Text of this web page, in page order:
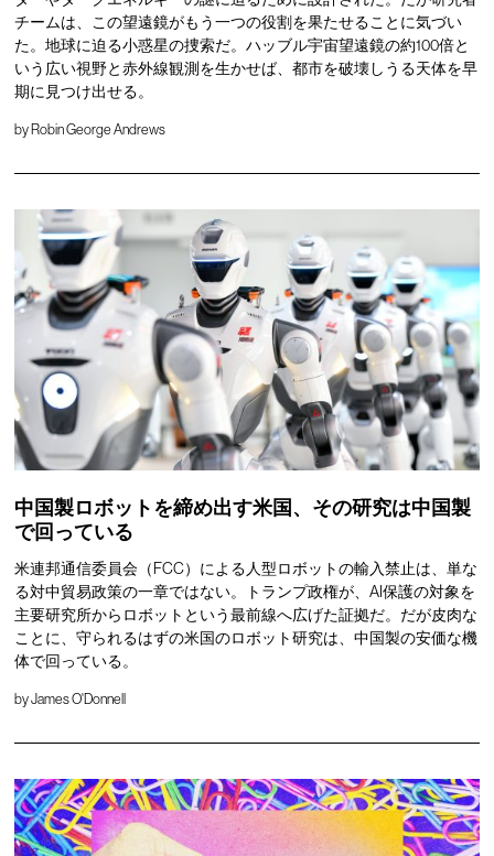
チームは、この望遠鏡がもう一つの役割を果たせることに気づい
た。地球に迫る小惑星の捜索だ。ハッブル宇宙望遠鏡の約100倍と
いう広い視野と赤外線観測を生かせば、都市を破壊しうる天体を早
期に見つけ出せる。
by Robin George Andrews
中国製ロボットを締め出す米国、その研究は中国製
で回っている
米連邦通信委員会（FCC）による人型ロボットの輸入禁止は、単な
る対中貿易政策の一章ではない。トランプ政権が、AI保護の対象を
主要研究所からロボットという最前線へ広げた証拠だ。だが皮肉な
ことに、守られるはずの米国のロボット研究は、中国製の安価な機
体で回っている。
byJames O'Donnell